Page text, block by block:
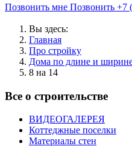
Позвонить мне Позвонить +7
Вы здесь:
Главная
Про стройку
Дома по длине и
8 на 14
Все о строительстве
ВИДЕОГАЛЕРЕЯ
Коттеджные поселки
Материалы стен